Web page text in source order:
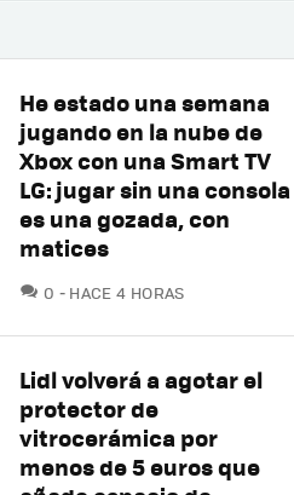
He estado una semana
jugando en la nube de
Xbox con una Smart TV
LG: jugar sin una consola
es una gozada, con
matices
0 COMENTARIOS
HACE 4 HORAS
Lidl volverá a agotar el
protector de
vitrocerámica por
menos de 5 euros que